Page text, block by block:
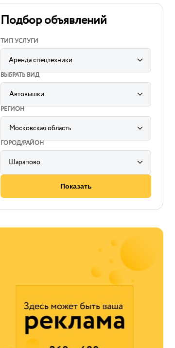
Подбор объявлений
ТИП УСЛУГИ
Аренда спецтехники
ВЫБРАТЬ ВИД
Автовышки
label
for
sorting
input
РЕГИОН
Московская область
label
for
sorting
input
ГОРОД/РАЙОН
Шарапово
Показать